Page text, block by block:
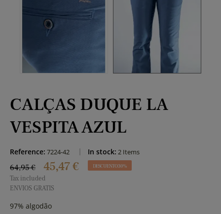
CALÇAS DUQUE LA
VESPITA AZUL
Reference: 7224-42 In stock: 2 Items
64,95 € 45,47 € DESCUENTO 30%
Tax included
ENVIOS GRATIS
97% algodão